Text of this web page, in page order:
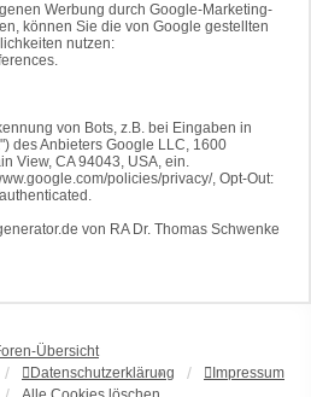
Werbung durch Google-Marketing-
können Sie die von Google gestellten
nutzen:
von Bots, z.B. bei Eingaben in
des Anbieters Google LLC, 1600
View, CA 94043, USA, ein.
policies/privacy/, Opt-Out:
von RA Dr. Thomas Schwenke
Übersicht
Datenschutzerklärung
Impressum